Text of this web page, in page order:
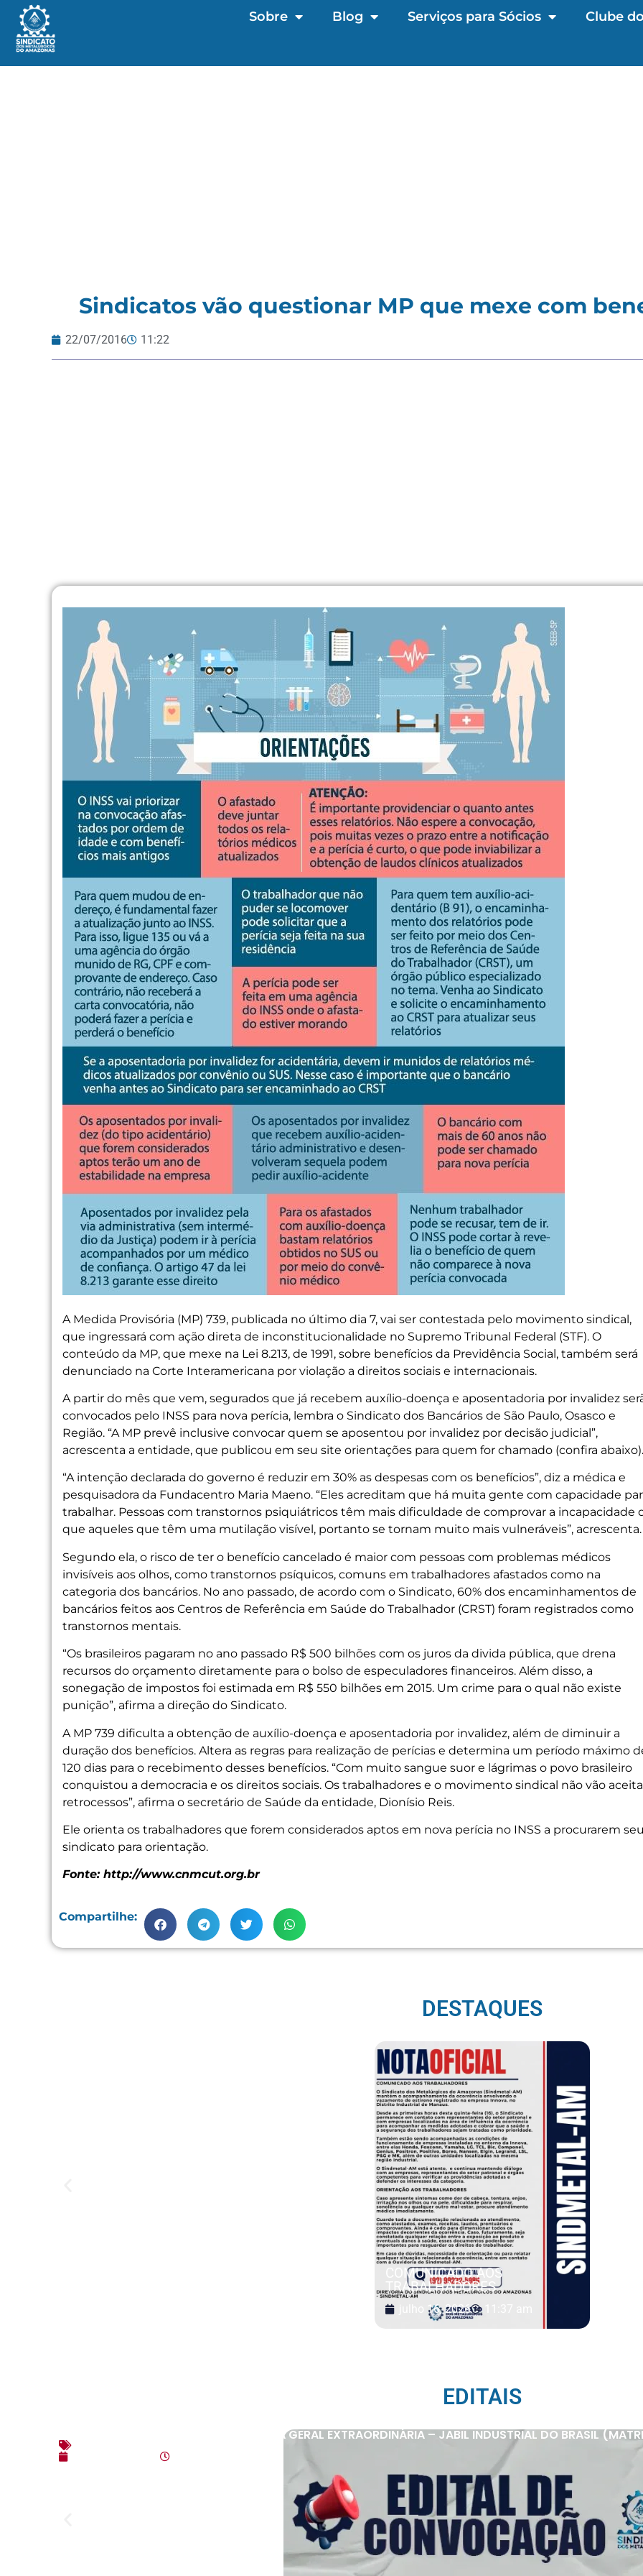
Sobre Blog Serviços para Sócios Clube
Sindicatos vão questionar MP que mexe com
22/07/2016 11:22
A Medida Provisória (MP) 739, publicada no último dia 7, vai ser contestada pelo movimento sindical,
que ingressará com ação direta de inconstitucionalidade no Supremo Tribunal Federal (STF). O
conteúdo da MP, que mexe na Lei 8.213, de 1991, sobre benefícios da Previdência Social, também será
denunciado na Corte Interamericana por violação a direitos sociais e internacionais.
A partir do mês que vem, segurados que já recebem auxílio-doença e aposentadoria por invalidez
convocados pelo INSS para nova perícia, lembra o Sindicato dos Bancários de São Paulo, Osasco e
Região. “A MP prevê inclusive convocar quem se aposentou por invalidez por decisão judicial”,
acrescenta a entidade, que publicou em seu site orientações para quem for chamado (confira abaixo).
“A intenção declarada do governo é reduzir em 30% as despesas com os benefícios”, diz a médica e
pesquisadora da Fundacentro Maria Maeno. “Eles acreditam que há muita gente com capacidade
trabalhar. Pessoas com transtornos psiquiátricos têm mais dificuldade de comprovar a incapacidade
que aqueles que têm uma mutilação visível, portanto se tornam muito mais vulneráveis”, acrescenta.
Segundo ela, o risco de ter o benefício cancelado é maior com pessoas com problemas médicos
invisíveis aos olhos, como transtornos psíquicos, comuns em trabalhadores afastados como na
categoria dos bancários. No ano passado, de acordo com o Sindicato, 60% dos encaminhamentos de
bancários feitos aos Centros de Referência em Saúde do Trabalhador (CRST) foram registrados como
transtornos mentais.
“Os brasileiros pagaram no ano passado R$ 500 bilhões com os juros da divida pública, que drena
recursos do orçamento diretamente para o bolso de especuladores financeiros. Além disso, a
sonegação de impostos foi estimada em R$ 550 bilhões em 2015. Um crime para o qual não existe
punição”, afirma a direção do Sindicato.
A MP 739 dificulta a obtenção de auxílio-doença e aposentadoria por invalidez, além de diminuir a
duração dos benefícios. Altera as regras para realização de perícias e determina um período máximo
120 dias para o recebimento desses benefícios. “Com muito sangue suor e lágrimas o povo brasileiro
conquistou a democracia e os direitos sociais. Os trabalhadores e o movimento sindical não vão
retrocessos”, afirma o secretário de Saúde da entidade, Dionísio Reis.
Ele orienta os trabalhadores que forem considerados aptos em nova perícia no INSS a procurarem seu
sindicato para orientação.
Fonte: http://www.cnmcut.org.br
Compartilhe:
DESTAQUES
COMUNICADO AOS
TRABALHADORES
julho 16, 2026
EDITAIS
EDITAL DE CONVOCAÇÃO – ASSEMBLEIA GERAL EXTRAORDINÁRIA – JABIL INDUSTRIAL DO BRASIL